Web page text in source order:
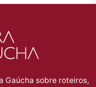
Gaúcha sobre roteiros,